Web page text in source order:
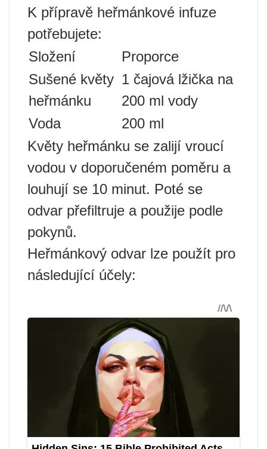
K přípravě heřmánkové infuze
potřebujete:
Složení
Proporce
Sušené květy
heřmánku
1 čajová lžička na
200 ml vody
Voda
200 ml
Květy heřmánku se zalijí vroucí
vodou v doporučeném poměru a
louhují se 10 minut. Poté se
odvar přefiltruje a použije podle
pokynů.
Heřmánkový odvar lze použít pro
následující účely: